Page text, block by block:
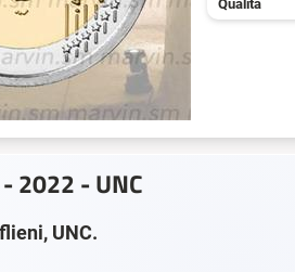
Qualità
2022 - UNC
UNC.